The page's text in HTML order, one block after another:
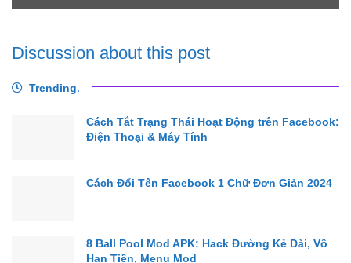
Discussion about this post
Trending.
Cách Tắt Trạng Thái Hoạt Động trên Facebook:
Điện Thoại & Máy Tính
Cách Đổi Tên Facebook 1 Chữ Đơn Giản 2024
8 Ball Pool Mod APK: Hack Đường Kẻ Dài, Vô
Hạn Tiền, Menu Mod